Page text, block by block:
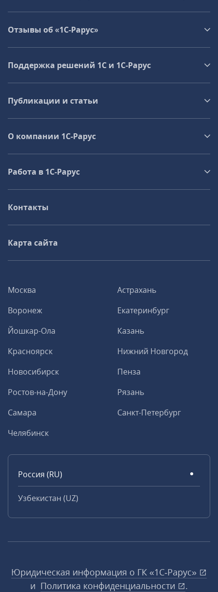
Москва
Астрахань
Воронеж
Екатеринбург
Йошкар-Ола
Казань
Красноярск
Нижний Новгород
Новосибирск
Пенза
Ростов-на-Дону
Рязань
Самара
Санкт-Петербург
Челябинск
Россия (RU)
Узбекистан (UZ)
Отзывы об «1С-Рарус»
Поддержка решений 1С и 1С‑Рарус
Публикации и статьи
О компании 1C-Рарус
Работа в 1С‑Рарус
Контакты
Карта сайта
Юридическая информация о ГК «1С‑Рарус»
и Политика конфиденциальности
.